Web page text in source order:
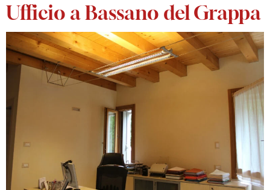
Ufficio a Bassano del Grappa